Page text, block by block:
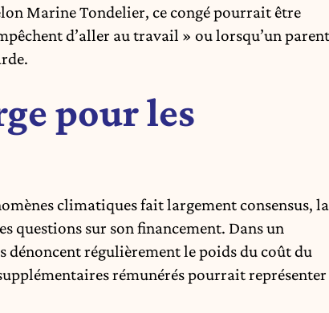
Marine Tondelier, ce congé pourrait être
d’aller au travail » ou lorsqu’un parent
pour les
climatiques fait largement consensus, la
questions sur son financement. Dans un
dénoncent régulièrement le poids du coût du
rémunérés pourrait représenter